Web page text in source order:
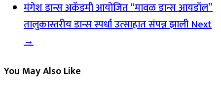
मंगेश डान्स अकॅडमी आयोजित “मावळ डान्स आयडॉल”
तालुकास्तरीय डान्स स्पर्धा उत्साहात संपन्न झालीNext
→
You May Also Like